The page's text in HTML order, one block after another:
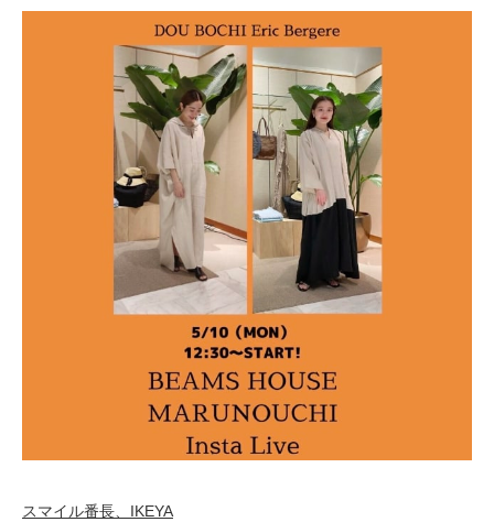
スマイル番長、IKEYA